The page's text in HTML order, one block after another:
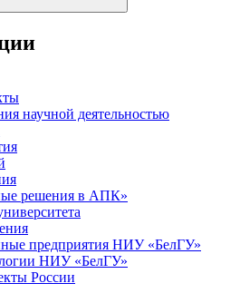
научной деятельностью
решения в АПК»
предприятия НИУ «БелГУ»
НИУ «БелГУ»
России